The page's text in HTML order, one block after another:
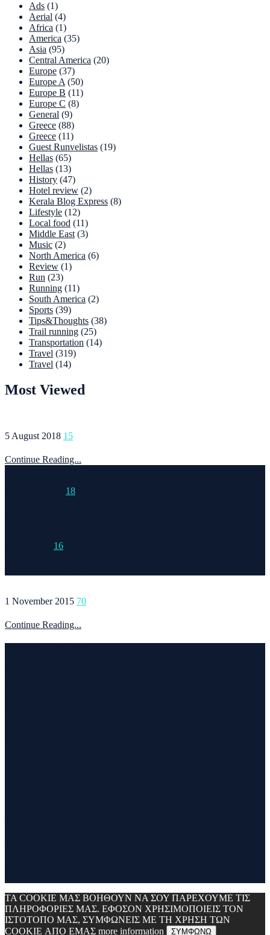
Ads (1)
Aerial (4)
Africa (1)
America (35)
Asia (95)
Central America (20)
Europe (37)
Europe A (50)
Europe B (11)
Europe C (8)
General (9)
Greece (88)
Greece (11)
Guest Runvelistas (19)
Hellas (65)
Hellas (13)
History (47)
Hotel review (2)
Kerala Blog Express (8)
Lifestyle (12)
Local food (11)
Middle East (3)
Music (2)
North America (6)
Review (1)
Run (23)
Running (11)
South America (2)
Sports (39)
Tips&Thoughts (38)
Trail running (25)
Transportation (14)
Travel (319)
Travel (14)
Most Viewed
5 August 2018 15
Continue Reading...
18
16
1 November 2015 70
Continue Reading...
ΤΑ COOKIE ΜΑΣ ΒΟΗΘΟΥΝ ΝΑ ΣΟΥ ΠΑΡΕΧΟΥΜΕ ΤΙΣ
ΠΛΗΡΟΦΟΡΙΕΣ ΜΑΣ. ΕΦΟΣΟΝ ΧΡΗΣΙΜΟΠΟΙΕΙΣ ΤΟΝ
ΙΣΤΟΤΟΠΟ ΜΑΣ, ΣΥΜΦΩΝΕΙΣ ΜΕ ΤΗ ΧΡΗΣΗ ΤΩΝ
COOKIE ΑΠΟ ΕΜΑΣ more information ΣΥΜΦΩΝΩ